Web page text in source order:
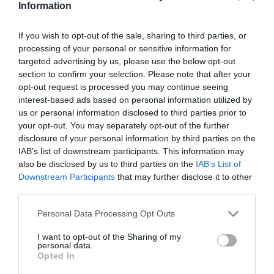
Information
If you wish to opt-out of the sale, sharing to third parties, or
processing of your personal or sensitive information for
targeted advertising by us, please use the below opt-out
section to confirm your selection. Please note that after your
opt-out request is processed you may continue seeing
interest-based ads based on personal information utilized by
us or personal information disclosed to third parties prior to
your opt-out. You may separately opt-out of the further
disclosure of your personal information by third parties on the
IAB’s list of downstream participants. This information may
also be disclosed by us to third parties on the IAB’s List of
Downstream Participants that may further disclose it to other
Please note that this website/app uses one or more Google
not limited to your visit or usage behaviour. You may click to
grant or deny consent to Google and its third-party tags to
use your data for below specified purposes in below Google
Personal Data Processing Opt Outs
I want to opt-out of the Sharing of my
personal data.
Opted In
béremelést a munkaadók 29 százaléka valósított meg. Azonban a
százalékos emeléssel.
Az utóbbi pár évben kialakult éles
toborzási versenyben a cégek
elsősorban a bérezéssel tudtak kitűnni,
új munkaerőt szerezni és a meglévőt
megtartani. A vállalatokkal szembeni
munkavállalói elvárás a legtöbb
esetben az volt, hogy az inflációt
próbálják a cégek ellensúlyozni a
fizetések emelésével. (…) Várhatóan